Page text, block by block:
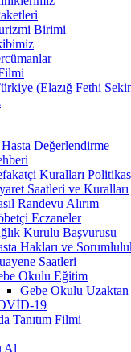
Birimi
(Elazığ Fethi
Değerlendirme
Kuralları
Saatleri ve Kuralları
Randevu Alırım
Eczaneler
Kurulu Başvurusu
Hakları ve
Saatleri
Okulu Eğitim
Gebe Okulu
19
Tanıtım Filmi
Al